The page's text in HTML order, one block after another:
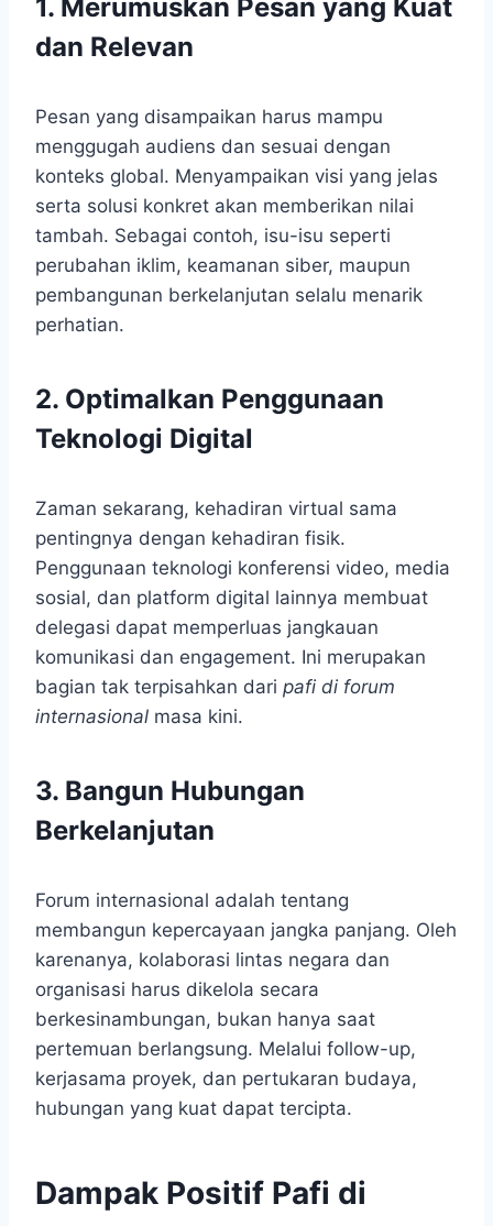
1. Merumuskan Pesan yang Kuat
dan Relevan
Pesan yang disampaikan harus mampu
menggugah audiens dan sesuai dengan
konteks global. Menyampaikan visi yang jelas
serta solusi konkret akan memberikan nilai
tambah. Sebagai contoh, isu-isu seperti
perubahan iklim, keamanan siber, maupun
pembangunan berkelanjutan selalu menarik
perhatian.
2. Optimalkan Penggunaan
Teknologi Digital
Zaman sekarang, kehadiran virtual sama
pentingnya dengan kehadiran fisik.
Penggunaan teknologi konferensi video, media
sosial, dan platform digital lainnya membuat
delegasi dapat memperluas jangkauan
komunikasi dan engagement. Ini merupakan
bagian tak terpisahkan dari pafi di forum
internasional masa kini.
3. Bangun Hubungan
Berkelanjutan
Forum internasional adalah tentang
membangun kepercayaan jangka panjang. Oleh
karenanya, kolaborasi lintas negara dan
organisasi harus dikelola secara
berkesinambungan, bukan hanya saat
pertemuan berlangsung. Melalui follow-up,
kerjasama proyek, dan pertukaran budaya,
hubungan yang kuat dapat tercipta.
Dampak Positif Pafi di